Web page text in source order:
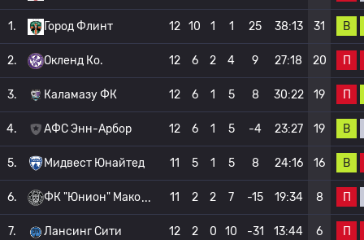
1. Город Флинт 12 10 1 1 25 38:13 31 В
2. Окленд Ко. 12 6 2 4 9 27:18 20 П
3. Каламазу ФК 12 6 1 5 8 30:22 19 П
4. АФС Энн-Арбор 12 6 1 5 -4 23:27 19 В
5. Мидвест Юнайтед 11 5 1 5 8 24:16 16 В
6. ФК "Юнион" Мако 11 2 2 7 -15 19:34 8 П
7. Лансинг Сити 12 2 0 10 -31 13:44 6 П